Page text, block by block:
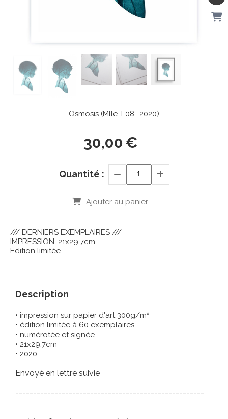
Osmosis (Mlle T.08 -2020)
30,00 €
Quantité :
Ajouter au panier
/// DERNIERS EXEMPLAIRES ///
IMPRESSION, 21x29,7cm
Edition limitée
Description
• impression sur papier d'art 300g/m²
• édition limitée à 60 exemplaires
• numérotée et signée
• 21x29,7cm
• 2020
Envoyé en lettre suivie
-----------------------------------------------------